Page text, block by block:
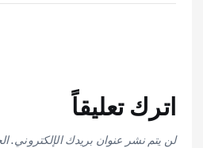
اترك تعليقاً
لن يتم نشر عنوان بريدك الإلكتروني.